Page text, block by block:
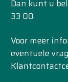
Dan kunt u
33 00.
Voor meer
eventuele